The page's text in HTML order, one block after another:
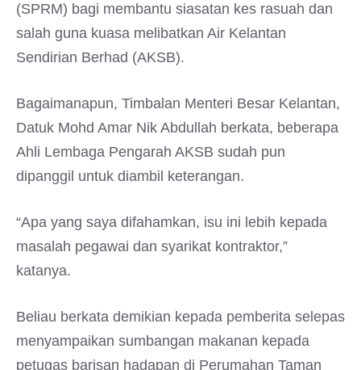
(SPRM) bagi membantu siasatan kes rasuah dan
salah guna kuasa melibatkan Air Kelantan
Sendirian Berhad (AKSB).
Bagaimanapun, Timbalan Menteri Besar Kelantan,
Datuk Mohd Amar Nik Abdullah berkata, beberapa
Ahli Lembaga Pengarah AKSB sudah pun
dipanggil untuk diambil keterangan.
“Apa yang saya difahamkan, isu ini lebih kepada
masalah pegawai dan syarikat kontraktor,”
katanya.
Beliau berkata demikian kepada pemberita selepas
menyampaikan sumbangan makanan kepada
petugas barisan hadapan di Perumahan Taman